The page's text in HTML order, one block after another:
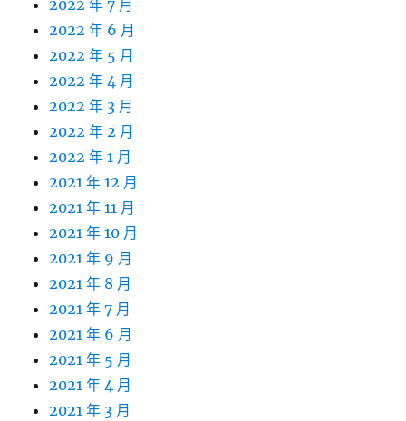
2022 年 7 月
2022 年 6 月
2022 年 5 月
2022 年 4 月
2022 年 3 月
2022 年 2 月
2022 年 1 月
2021 年 12 月
2021 年 11 月
2021 年 10 月
2021 年 9 月
2021 年 8 月
2021 年 7 月
2021 年 6 月
2021 年 5 月
2021 年 4 月
2021 年 3 月